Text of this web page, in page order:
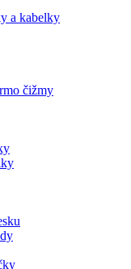
a kabelky
čižmy